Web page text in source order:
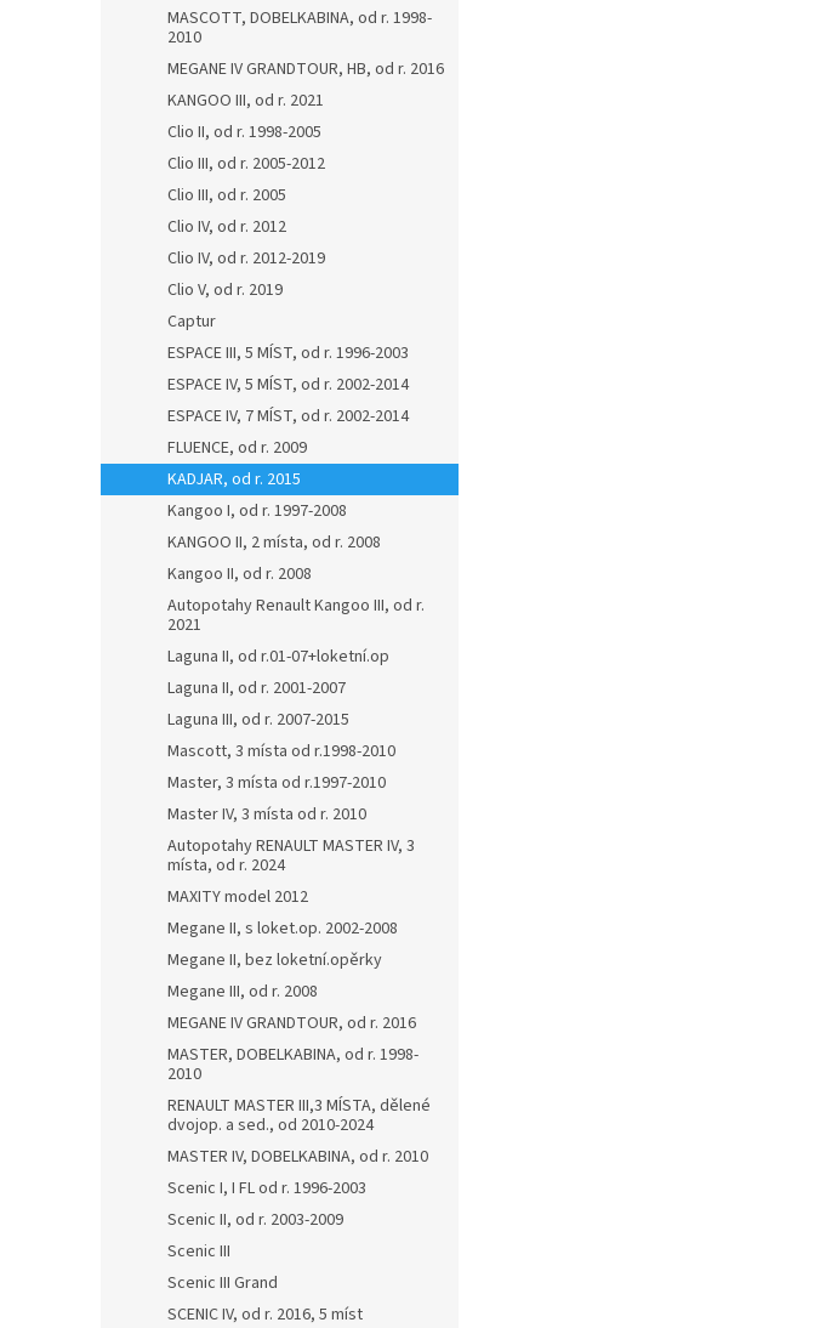
MASCOTT, DOBELKABINA, od r. 1998-
2010
MEGANE IV GRANDTOUR, HB, od r. 2016
KANGOO III, od r. 2021
Clio II, od r. 1998-2005
Clio III, od r. 2005-2012
Clio III, od r. 2005
Clio IV, od r. 2012
Clio IV, od r. 2012-2019
Clio V, od r. 2019
Captur
ESPACE III, 5 MÍST, od r. 1996-2003
ESPACE IV, 5 MÍST, od r. 2002-2014
ESPACE IV, 7 MÍST, od r. 2002-2014
FLUENCE, od r. 2009
KADJAR, od r. 2015
Kangoo I, od r. 1997-2008
KANGOO II, 2 místa, od r. 2008
Kangoo II, od r. 2008
Autopotahy Renault Kangoo III, od r.
2021
Laguna II, od r.01-07+loketní.op
Laguna II, od r. 2001-2007
Laguna III, od r. 2007-2015
Mascott, 3 místa od r.1998-2010
Master, 3 místa od r.1997-2010
Master IV, 3 místa od r. 2010
Autopotahy RENAULT MASTER IV, 3
místa, od r. 2024
MAXITY model 2012
Megane II, s loket.op. 2002-2008
Megane II, bez loketní.opěrky
Megane III, od r. 2008
MEGANE IV GRANDTOUR, od r. 2016
MASTER, DOBELKABINA, od r. 1998-
2010
RENAULT MASTER III,3 MÍSTA, dělené
dvojop. a sed., od 2010-2024
MASTER IV, DOBELKABINA, od r. 2010
Scenic I, I FL od r. 1996-2003
Scenic II, od r. 2003-2009
Scenic III
Scenic III Grand
SCENIC IV, od r. 2016, 5 míst